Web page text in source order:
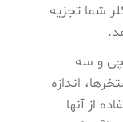
شما تجزیه
و سه
اندازه
از آنها